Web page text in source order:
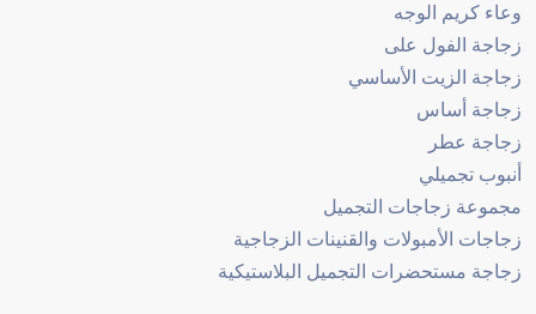
وعاء كريم الوجه
زجاجة الفول على
زجاجة الزيت الأساسي
زجاجة أساس
زجاجة عطر
أنبوب تجميلي
مجموعة زجاجات التجميل
زجاجات الأمبولات والقنينات الزجاجية
زجاجة مستحضرات التجميل البلاستيكية